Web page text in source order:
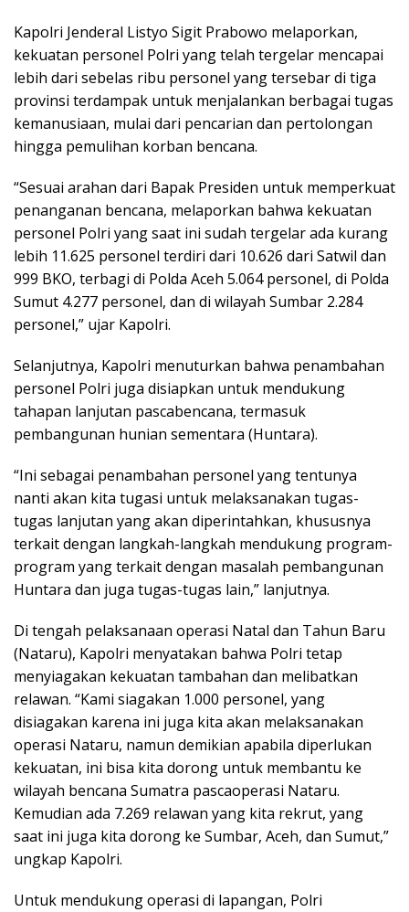
Kapolri Jenderal Listyo Sigit Prabowo melaporkan,
kekuatan personel Polri yang telah tergelar mencapai
lebih dari sebelas ribu personel yang tersebar di tiga
provinsi terdampak untuk menjalankan berbagai tugas
kemanusiaan, mulai dari pencarian dan pertolongan
hingga pemulihan korban bencana.
“Sesuai arahan dari Bapak Presiden untuk memperkuat
penanganan bencana, melaporkan bahwa kekuatan
personel Polri yang saat ini sudah tergelar ada kurang
lebih 11.625 personel terdiri dari 10.626 dari Satwil dan
999 BKO, terbagi di Polda Aceh 5.064 personel, di Polda
Sumut 4.277 personel, dan di wilayah Sumbar 2.284
personel,” ujar Kapolri.
Selanjutnya, Kapolri menuturkan bahwa penambahan
personel Polri juga disiapkan untuk mendukung
tahapan lanjutan pascabencana, termasuk
pembangunan hunian sementara (Huntara).
“Ini sebagai penambahan personel yang tentunya
nanti akan kita tugasi untuk melaksanakan tugas-
tugas lanjutan yang akan diperintahkan, khususnya
terkait dengan langkah-langkah mendukung program-
program yang terkait dengan masalah pembangunan
Huntara dan juga tugas-tugas lain,” lanjutnya.
Di tengah pelaksanaan operasi Natal dan Tahun Baru
(Nataru), Kapolri menyatakan bahwa Polri tetap
menyiagakan kekuatan tambahan dan melibatkan
relawan. “Kami siagakan 1.000 personel, yang
disiagakan karena ini juga kita akan melaksanakan
operasi Nataru, namun demikian apabila diperlukan
kekuatan, ini bisa kita dorong untuk membantu ke
wilayah bencana Sumatra pascaoperasi Nataru.
Kemudian ada 7.269 relawan yang kita rekrut, yang
saat ini juga kita dorong ke Sumbar, Aceh, dan Sumut,”
ungkap Kapolri.
Untuk mendukung operasi di lapangan, Polri